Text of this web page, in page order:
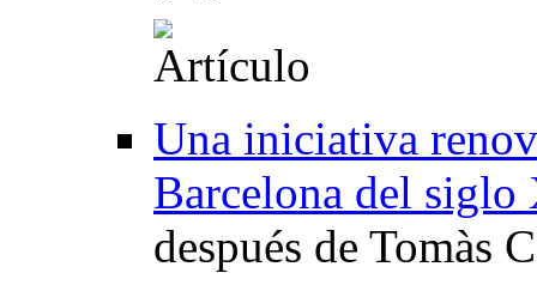
Una iniciativa
Barcelona del
después de Tomàs